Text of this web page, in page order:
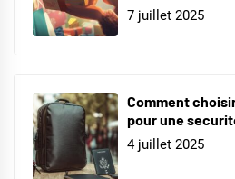
7 juillet 2025
Comment
pour une
4 juillet 2025